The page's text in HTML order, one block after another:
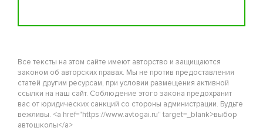
Все тексты на этом сайте имеют авторство и защищаются
законом об авторских правах. Мы не против предоставления
статей другим ресурсам, при условии размещения активной
ссылки на наш сайт. Соблюдение этого закона предохранит
вас от юридических санкций со стороны администрации. Будьте
вежливы. <a href="https://www.avtogai.ru" target=_blank>выбор
автошколы</a>